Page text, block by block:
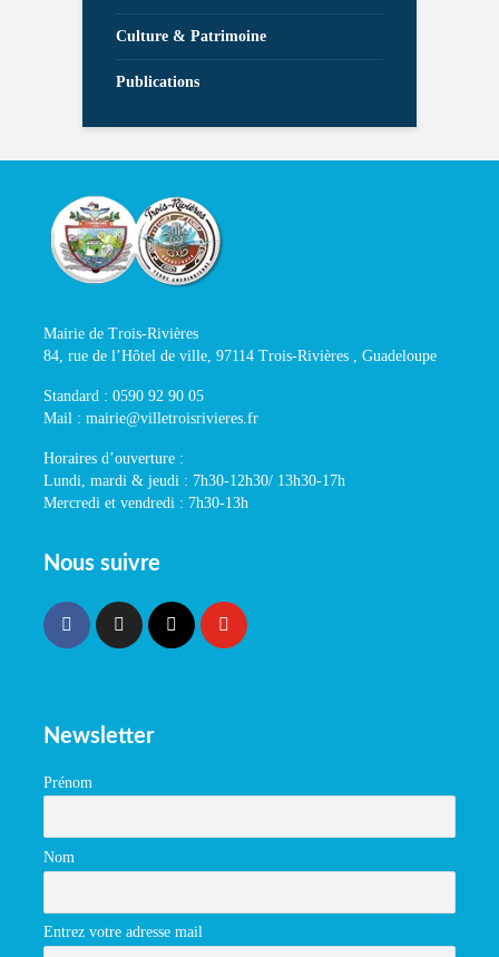
Culture & Patrimoine
Publications
Mairie de Trois-Rivières
84, rue de l’Hôtel de ville, 97114 Trois-Rivières , Guadeloupe
Standard : 0590 92 90 05
Mail : mairie@villetroisrivieres.fr
Horaires d’ouverture :
Lundi, mardi & jeudi : 7h30-12h30/ 13h30-17h
Mercredi et vendredi : 7h30-13h
Nous suivre
Newsletter
Prénom
Nom
Entrez votre adresse mail